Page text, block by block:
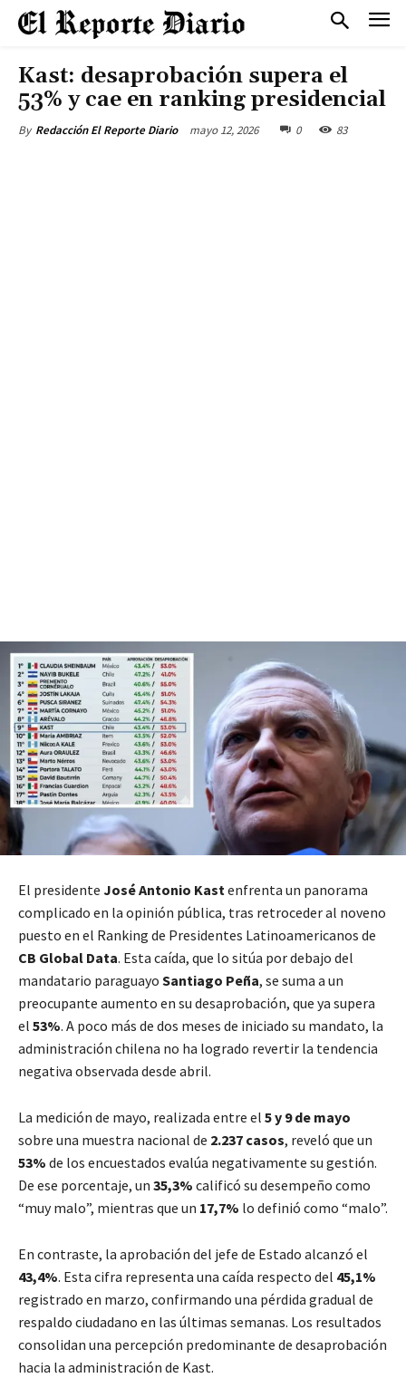
Kast: desaprobación supera el
53% y cae en ranking presidencial
By Redacción El Reporte Diario mayo 12, 2026 0 83
El presidente José Antonio Kastenfrenta un panorama
complicado en la opinión pública, tras retroceder al noveno
puesto en el Ranking de Presidentes Latinoamericanos de
CB Global Data. Esta caída, que lo sitúa por debajo del
mandatario paraguayo Santiago Peña, se suma a un
preocupante aumento en su desaprobación, que ya supera
el 53%. A poco más de dos meses de iniciado su mandato, la
administración chilena no ha logrado revertir la tendencia
negativa observada desde abril.
La medición de mayo, realizada entre el 5 y 9 de mayo
sobre una muestra nacional de 2.237 casos, reveló que un
53% de los encuestados evalúa negativamente su gestión.
De ese porcentaje, un 35,3% calificó su desempeño como
“muy malo”, mientras que un 17,7% lo definió como “malo”.
En contraste, la aprobación del jefe de Estado alcanzó el
43,4%. Esta cifra representa una caída respecto del 45,1%
registrado en marzo, confirmando una pérdida gradual de
respaldo ciudadano en las últimas semanas. Los resultados
consolidan una percepción predominante de desaprobación
hacia la administración de Kast.